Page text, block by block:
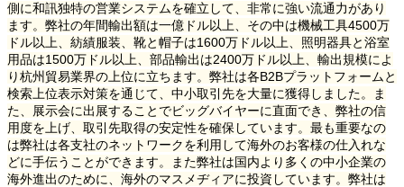
側に和訊独特の営業システムを確立して、非常に強い流通力があり
ます。弊社の年間輸出額は一億ドル以上、その中は機械工具4500万
ドル以上、紡績服装、靴と帽子は1600万ドル以上、照明器具と浴室
用品は1500万ドル以上、部品輸出は2400万ドル以上、輸出規模によ
り杭州貿易業界の上位に立ちます。弊社は各B2Bプラットフォームと
検索上位表示対策を通じて、中小取引先を大量に獲得しました。ま
た、展示会に出展することでビッグバイヤーに直面でき、弊社の信
用度を上げ、取引先取得の安定性を確保しています。最も重要なの
は弊社は各支社のネットワークを利用して海外のお客様の仕入れな
どに手伝うことができます。また弊社は国内より多くの中小企業の
海外進出のために、海外のマスメヂィアに投資しています。弊社は